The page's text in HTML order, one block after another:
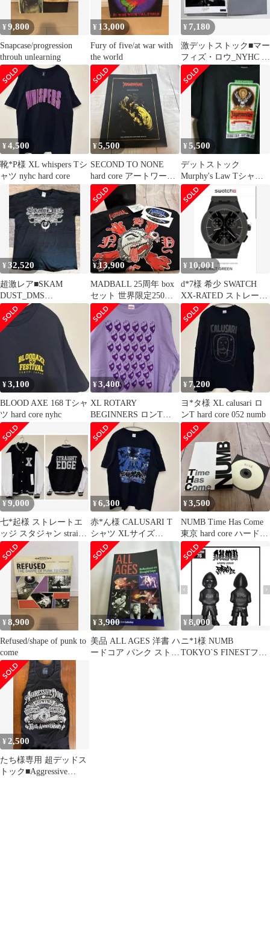
¥9,800
Snapcase/progression
throuh unlearning
¥ 13,000
Fury of five/at war with
the world
¥ 7,180
激デットストック■マー
フィズ・ロウ_NYHC 写
真&プロフィール資料_
新品非売品
¥4,500
靴*P様 XL whispers Tシ
ャツ nyhc hard core
¥5,500
SECOND TO NONE
hard core アートワーク
ブック
¥5,500
デットストック
Murphy's Law Tシャツ
イエーガーマイスター
¥32,520
超激レア■SKAM
DUST_DMS
CREW_NYHC_限定Tシ
ャツ_新古
¥13,900
MADBALL 25周年 box
セット 世界限定250セ
ット nyh Tシャツ
¥ 10,001
d*7様 希少 SWATCH
XX-RATED ストレート
エッジ Xウォッチ ハ
¥3,100
BLOOD AXE 168 Tシャ
ツ hard core nyhc
¥3,400
XL ROTARY
BEGINNERS ロンT
punk order 豊田
¥ 7,200
ヨ*タ様 XL calusari ロ
ンT hard core 052 numb
¥9,000
七*起様 ストレートエ
ッジ スタジャン straight
edge ハードコア
¥6,300
赤*ん様 CALUSARI T
シャツ XLサイズ
jukeboxxx recor
¥3,500
NUMB Time Has Come
東京 hard core ハードコ
ア
¥8,900
Refused/shape of punk to
come
¥3,900
美品 ALL AGES 洋書 ハ
ードコア パンク ストレ
¥ 8,000
ニ*1様 NUMB
TOKYO`S FINESTフィ
¥2,500
たち様専用 超デッドス
トック■Aggressive